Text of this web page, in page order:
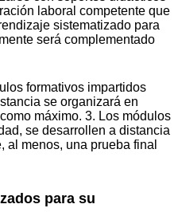
laboral competente que
sistematizado para
será complementado
formativos impartidos
se organizará en
máximo. 3. Los módulos
se desarrollen a distancia
al menos, una prueba final
para su